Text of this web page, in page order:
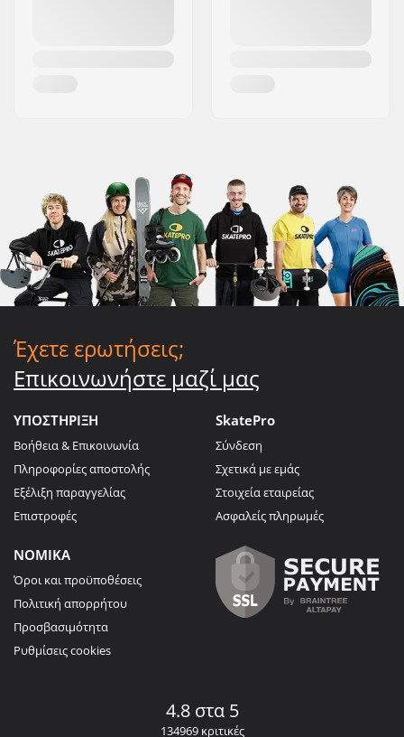
Έχετε ερωτήσεις;
Επικοινωνήστε μαζί μας
ΥΠΟΣΤΗΡΙΞΗ
Βοήθεια & Επικοινωνία
Πληροφορίες αποστολής
Εξέλιξη παραγγελίας
Επιστροφές
SkatePro
Σύνδεση
Σχετικά με εμάς
Στοιχεία εταιρείας
Ασφαλείς πληρωμές
ΝΟΜΙΚΑ
Όροι και προϋποθέσεις
Πολιτική απορρήτου
Προσβασιμότητα
Ρυθμίσεις cookies
4.8 στα 5
134969 κριτικές